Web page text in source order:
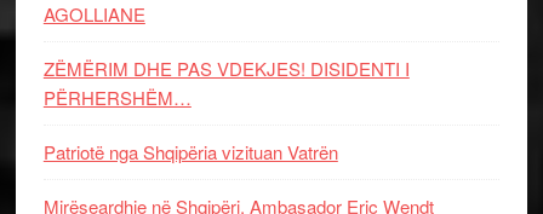
AGOLLIANE
ZËMËRIM DHE PAS VDEKJES! DISIDENTI I
PËRHERSHËM…
Patriotë nga Shqipëria vizituan Vatrën
Mirëseardhje në Shqipëri, Ambasador Eric Wendt